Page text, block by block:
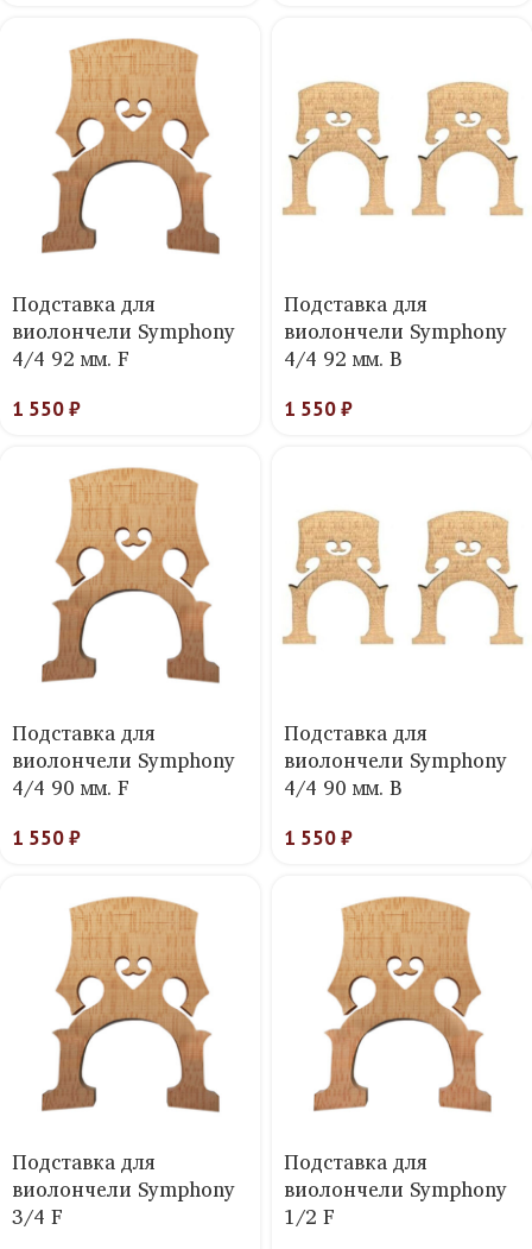
Подставка для
виолончели Symphony
4/4 92 мм. F
1 550₽
Подставка для
виолончели Symphony
4/4 92 мм. B
1 550₽
Подставка для
виолончели Symphony
4/4 90 мм. F
1 550₽
Подставка для
виолончели Symphony
4/4 90 мм. B
1 550₽
Подставка для
виолончели Symphony
3/4 F
Подставка для
виолончели Symphony
1/2 F